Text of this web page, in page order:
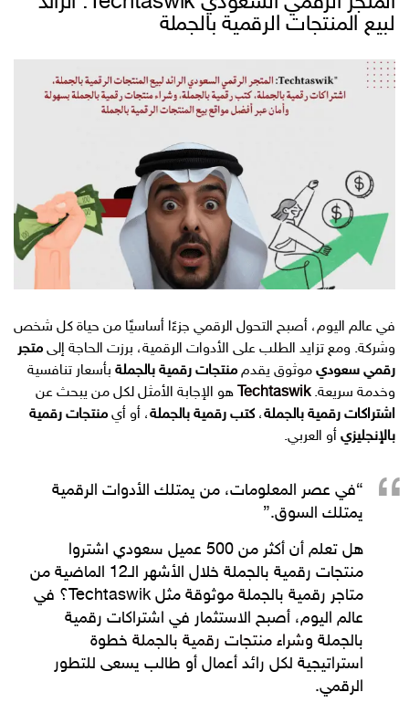
لبيع المنتجات الرقمية بالجملة
في عالم اليوم، أصبح التحول الرقمي جزءًا أساسيًا من حياة كل شخص
وشركة. ومع تزايد الطلب على الأدوات الرقمية، برزت الحاجة إلى متجر
رقمي سعودي موثوق يقدم منتجات رقمية بالجملة بأسعار تنافسية
وخدمة سريعة.Techtaswik هو الإجابة الأمثل لكل من يبحث عن
اشتراكات رقمية بالجملة، كتب رقمية بالجملة، أو أي منتجات رقمية
بالإنجليزي أو العربي.
“في عصر المعلومات، من يمتلك الأدوات الرقمية
يمتلك السوق.”
هل تعلم أن أكثر من 500 عميل سعودي
اشتروا
منتجات رقمية بالجملة خلال الأشهر الـ12 الماضية من
متاجر رقمية بالجملة موثوقة مثلTechtaswik؟ في
عالم اليوم، أصبح الاستثمار في اشتراكات رقمية
بالجملة وشراء منتجات رقمية بالجملة خطوة
استراتيجية لكل رائد أعمال أو طالب يسعى للتطور
الرقمي.